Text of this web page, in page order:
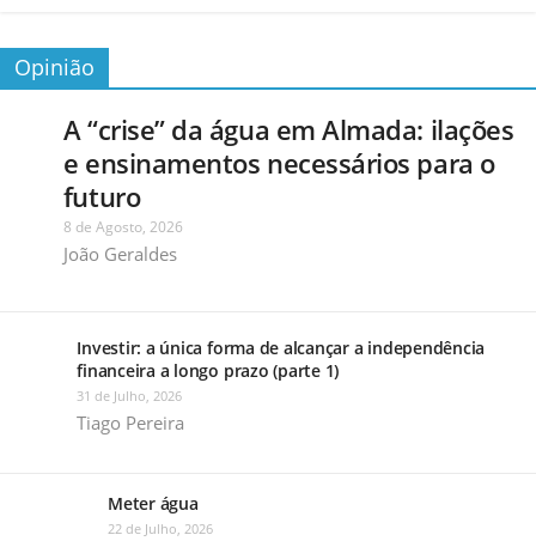
Opinião
A “crise” da água em Almada: ilações
e ensinamentos necessários para o
futuro
8 de Agosto, 2026
João Geraldes
Investir: a única forma de alcançar a independência
financeira a longo prazo (parte 1)
31 de Julho, 2026
Tiago Pereira
Meter água
22 de Julho, 2026